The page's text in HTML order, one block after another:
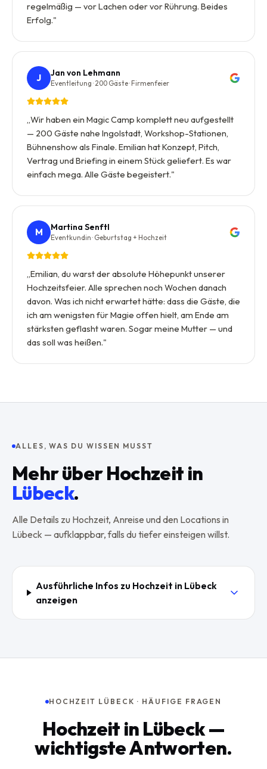
regelmäßig — vor Lachen oder vor Rührung. Beides
Erfolg."
J Jan von Lehmann
Eventleitung · 200 Gäste · Firmenfeier
„Wir haben ein Magic Camp komplett neu aufgestellt
— 200 Gäste nahe Ingolstadt, Workshop-Stationen,
Bühnenshow als Finale. Emilian hat Konzept, Pitch,
Vertrag und Briefing in einem Stück geliefert. Es war
einfach mega. Alle Gäste begeistert."
M Martina Senftl
Eventkundin · Geburtstag + Hochzeit
„Emilian, du warst der absolute Höhepunkt unserer
Hochzeitsfeier. Alle sprechen noch Wochen danach
davon. Was ich nicht erwartet hätte: dass die Gäste, die
ich am wenigsten für Magie offen hielt, am Ende am
stärksten geflasht waren. Sogar meine Mutter — und
das soll was heißen."
ALLES, WAS DU WISSEN MUSST
Mehr überHochzeit in
Lübeck.
Alle Details zu Hochzeit, Anreise und den Locations in
Lübeck — aufklappbar, falls du tiefer einsteigen willst.
Ausführliche Infos zu Hochzeit in Lübeck
anzeigen
HOCHZEIT LÜBECK · HÄUFIGE FRAGEN
Hochzeit in Lübeck —
wichtigste Antworten.